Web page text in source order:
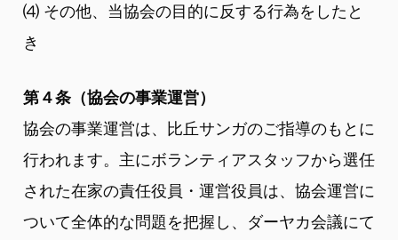
⑷ その他、当協会の目的に反する行為をしたと
き
第４条（協会の事業運営）
協会の事業運営は、比丘サンガのご指導のもとに
行われます。主にボランティアスタッフから選任
された在家の責任役員・運営役員は、協会運営に
ついて全体的な問題を把握し、ダーヤカ会議にて